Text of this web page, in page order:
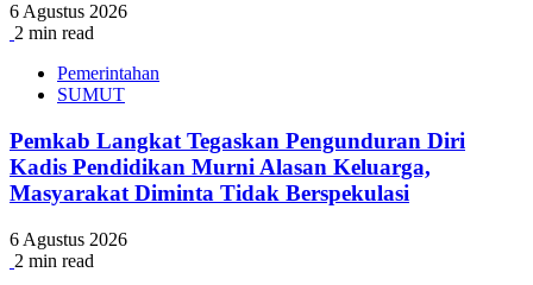
6 Agustus 2026
2 min read
Pemerintahan
SUMUT
Pemkab Langkat Tegaskan Pengunduran Diri
Kadis Pendidikan Murni Alasan Keluarga,
Masyarakat Diminta Tidak Berspekulasi
6 Agustus 2026
2 min read